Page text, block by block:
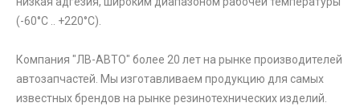
(-60°C .. +220°C).
Компания "ЛВ-АВТО" более 20 лет на рынке производителей
автозапчастей. Мы изготавливаем продукцию для самых
известных брендов на рынке резинотехнических изделий.